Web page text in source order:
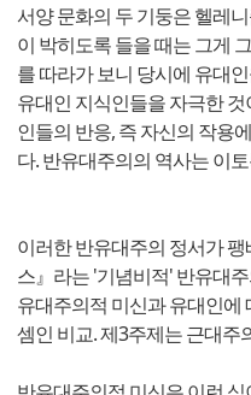
서양 문화의 두 기둥은 헬레
이 박히도록 들을 때는 그게
를 따라가 보니 당시에 유대
유대인 지식인들을 자극한
인들의 반응, 즉 자신의 작용
다. 반유대주의의 역사는 이
이러한 반유대주의 정서가
스』라는 '기념비적' 반유대
유대주의적 미신과 유대인에
셈인 비교. 제3주제는 근대주